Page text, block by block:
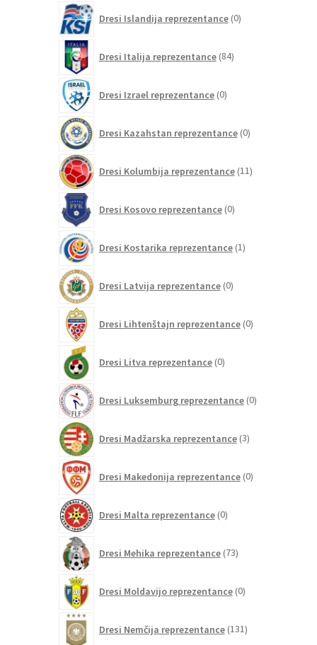
Dresi Islandija reprezentance 0izdelkov
Dresi Italija reprezentance 84izdelkov
Dresi Izrael reprezentance 0izdelkov
Dresi Kazahstan reprezentance 0izdelkov
Dresi Kolumbija reprezentance 11izdelkov
Dresi Kosovo reprezentance 0izdelkov
Dresi Kostarika reprezentance 1izdelek
Dresi Latvija reprezentance 0izdelkov
Dresi Lihtenštajn reprezentance 0izdelkov
Dresi Litva reprezentance 0izdelkov
Dresi Luksemburg reprezentance 0izdelkov
Dresi Madžarska reprezentance 3izdelki
Dresi Makedonija reprezentance 0izdelkov
Dresi Malta reprezentance 0izdelkov
Dresi Mehika reprezentance 73izdelkov
Dresi Moldavijo reprezentance 0izdelkov
Dresi Nemčija reprezentance 131izdelkov